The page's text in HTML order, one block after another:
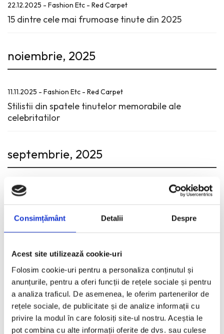
Consimțământ Detalii Despre
Acest site utilizează cookie-uri
Folosim cookie-uri pentru a personaliza conținutul și
anunțurile, pentru a oferi funcții de rețele sociale și pentru
a analiza traficul. De asemenea, le oferim partenerilor de
rețele sociale, de publicitate și de analize informații cu
privire la modul în care folosiți site-ul nostru. Aceștia le
pot combina cu alte informații oferite de dvs. sau culese
22.12.2025 - Fashion Etc - Red Carpet
15 dintre cele mai frumoase tinute din 2025
noiembrie, 2025
11.11.2025 - Fashion Etc - Red Carpet
Stilistii din spatele tinutelor memorabile ale
celebritatilor
septembrie, 2025
10.09.2025 - Fashion Etc - Red Carpet
26.05.2025 - Fashion Etc - Red Carpet
5 dintre tinutele preferate de la Cannes
08.05.2025 - Fashion Etc - Red Carpet